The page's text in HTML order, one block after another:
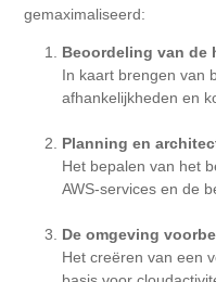
gemaximaliseerd:
Beoordeling van de
In kaart brengen van
afhankelijkheden en
Planning en
Het bepalen van het
AWS-services en de
De omgeving
Het creëren van een